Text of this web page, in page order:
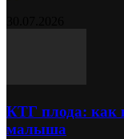
КТГ плода: как
малыша